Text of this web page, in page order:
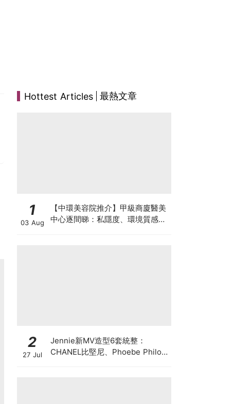
Hottest Articles 最熱文章
1
03 Aug
【中環美容院推介】甲級商廈醫美
中心逐間睇：私隱度、環境質感、
2
27 Jul
Jennie新MV造型6套統整：
CHANEL比堅尼、Phoebe Philo